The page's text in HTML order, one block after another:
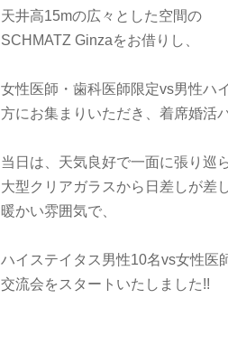
天井高15mの広々とした空間の
SCHMATZ Ginzaをお借りし、
女性医師・歯科医師限定vs男性ハ
方にお集まりいただき、着席婚活
当日は、天気良好で一面に張り巡
大型クリアガラスから日差しが差
暖かい雰囲気で、
ハイステイタス 男性10名vs女性医
交流会をスタートいたしました!!